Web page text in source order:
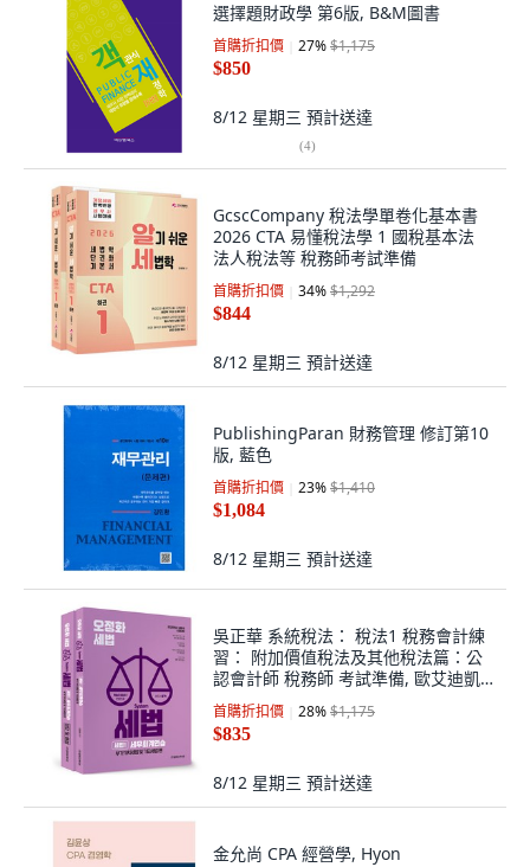
選擇題財政學 第6版, B&M圖書
首購折扣價 27%$1,175
$850
8/12 星期三 預計送達
(4)
GcscCompany 稅法學單卷化基本書
2026 CTA 易懂稅法學 1 國稅基本法
法人稅法等 稅務師考試準備
首購折扣價 34%$1,292
$844
8/12 星期三 預計送達
PublishingParan 財務管理 修訂第10
版, 藍色
首購折扣價 23%$1,410
$1,084
8/12 星期三 預計送達
吳正華 系統稅法： 稅法1 稅務會計練
習： 附加價值稅法及其他稅法篇：公
認會計師 稅務師 考試準備, 歐艾迪凱
森
首購折扣價 28%$1,175
$835
8/12 星期三 預計送達
金允尚 CPA 經營學, Hyon